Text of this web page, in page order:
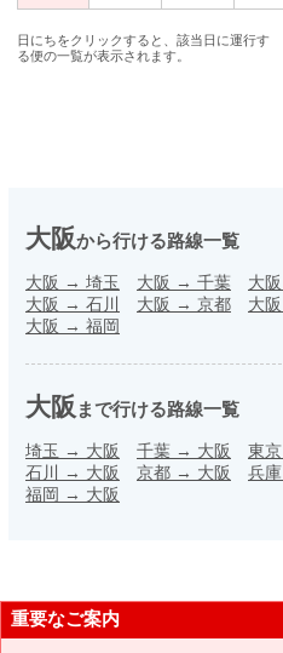
日にちをクリックすると、該当日に運行す
る便の一覧が表示されます。
大阪から行ける路線一覧
大阪 → 埼玉 大阪 → 千葉 大阪
大阪 → 石川 大阪 → 京都 大阪
大阪 → 福岡
大阪 まで行ける路線一覧
埼玉 → 大阪 千葉 → 大阪 東京
石川 → 大阪 京都 → 大阪 兵庫
福岡 → 大阪
重要なご案内